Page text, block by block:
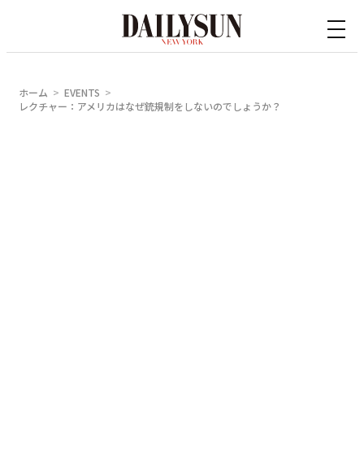
ホーム
EVENTS
レクチャー：アメリカはなぜ銃規制をしないのでしょうか？